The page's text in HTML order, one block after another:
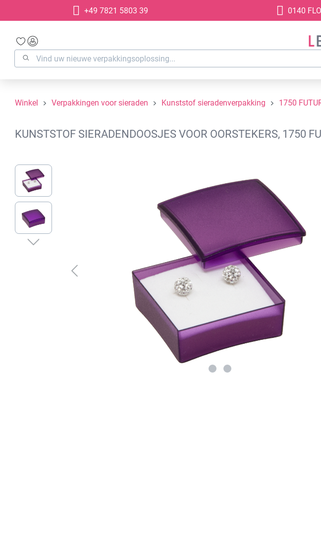
Ga naar de hoofdnavigatie
+49 7821 5803 39 0140
Winkel Verpakkingen voor sieraden Kunststof sieradenverpakking 1750
KUNSTSTOF SIERADENDOOSJES VOOR OORSTEKERS, 1750
Afbeeldingengalerij overslaan